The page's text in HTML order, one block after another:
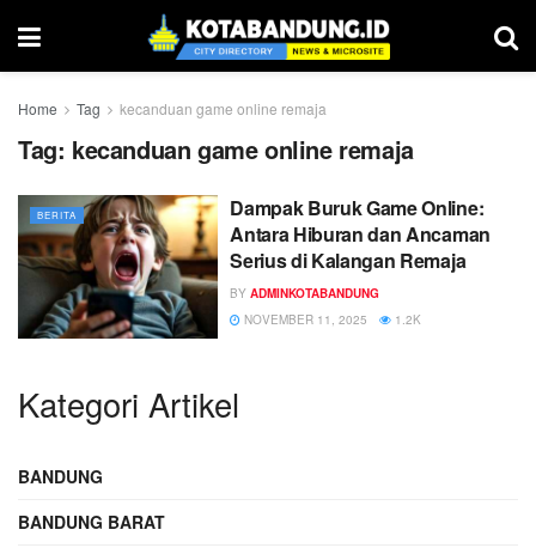
Home Tag kecanduan game online remaja
Tag: kecanduan game online remaja
BERITA
Dampak Buruk Game Online:
Antara Hiburan dan Ancaman
Serius di Kalangan Remaja
BY ADMINKOTABANDUNG
NOVEMBER 11, 2025
1.2K
Kategori Artikel
BANDUNG
BANDUNG BARAT